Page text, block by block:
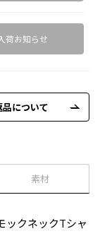
荷お知らせ
品について
素材
ックネックTシャ